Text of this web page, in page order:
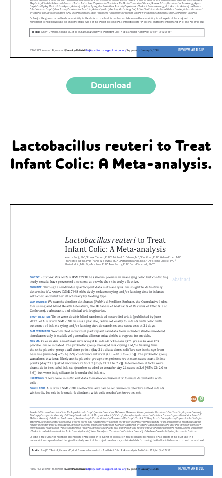
Download
Lactobacillus reuteri to Treat
Infant Colic: A Meta-analysis.